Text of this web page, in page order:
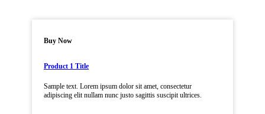
Buy Now
Product 1 Title
Sample text. Lorem ipsum dolor sit amet, consectetur
adipiscing elit nullam nunc justo sagittis suscipit ultrices.